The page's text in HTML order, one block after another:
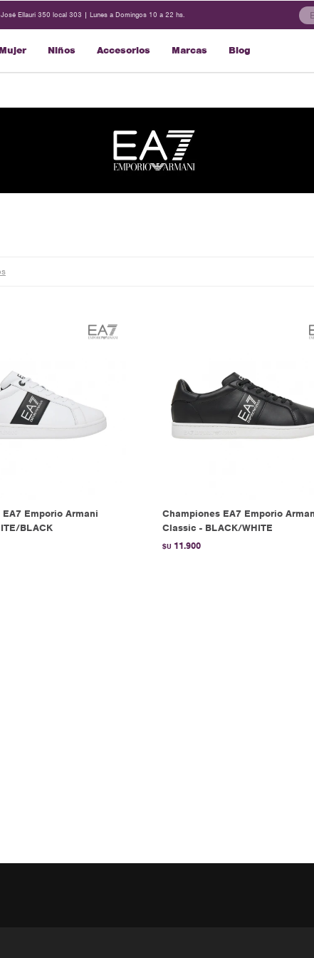
Mujer Niños Accesorios Marcas Blog
José Ellauri 350 local 303 | Lunes a Domingos 10 a 22 hs.
Emporio Armani
BLACK
Championes EA7 Emporio
Classic - BLACK/WHITE
$U 11.900